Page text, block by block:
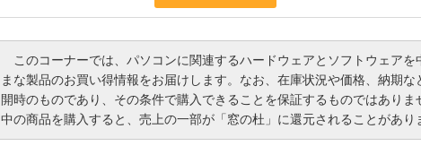
このコーナーでは、パソコンに関連するハードウェアとソフトウェアを
まな製品のお買い得情報をお届けします。なお、在庫状況や価格、納期な
開時のものであり、その条件で購入できることを保証するものではありま
中の商品を購入すると、売上の一部が「窓の杜」に還元されることがあり